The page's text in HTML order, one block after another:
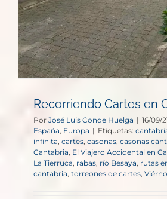
Recorriendo Cartes en
Por José Luis Conde Huelga | 16/09/
España, Europa | Etiquetas:
infinita, cartes, casonas, casonas
Cantabria, El Viajero Accidental en
La Tierruca, rabas, río Besaya, rutas
cantabria, torreones de cartes,